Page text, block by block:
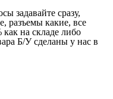
задавайте сразу,
разъемы какие, все
на складе либо
Б/У сделаны у нас в